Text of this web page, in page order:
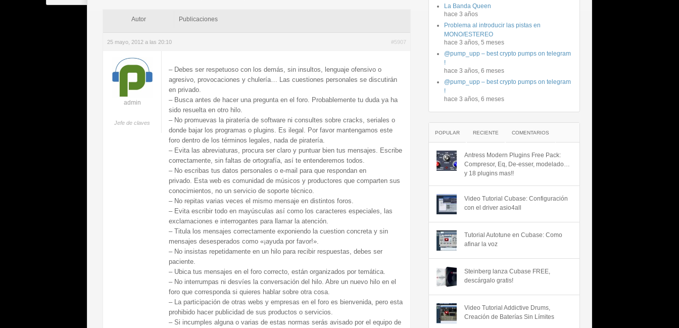
Autor Publicaciones
25 mayo, 2012 a las 20:10 #5907
admin
Jefe de claves
– Debes ser respetuoso con los demás, sin insultos, lenguaje ofensivo o
agresivo, provocaciones y chulería… Las cuestiones personales se discutirán
en privado.
– Busca antes de hacer una pregunta en el foro. Probablemente tu duda ya ha
sido resuelta en otro hilo.
– No promuevas la piratería de software ni consultes sobre cracks, seriales o
donde bajar los programas o plugins. Es ilegal. Por favor mantengamos este
foro dentro de los términos legales, nada de piratería.
– Evita las abreviaturas, procura ser claro y puntuar bien tus mensajes. Escribe
correctamente, sin faltas de ortografía, así te entenderemos todos.
– No escribas tus datos personales o e-mail para que respondan en
privado. Esta web es comunidad de músicos y productores que comparten sus
conocimientos, no un servicio de soporte técnico.
– No repitas varias veces el mismo mensaje en distintos foros.
– Evita escribir todo en mayúsculas así como los caracteres especiales, las
exclamaciones e interrogantes para llamar la atención.
– Titula los mensajes correctamente exponiendo la cuestion concreta y sin
mensajes desesperados como «¡ayuda por favor!».
– No insistas repetidamente en un hilo para recibir respuestas, debes ser
paciente.
– Ubica tus mensajes en el foro correcto, están organizados por temática.
– No interrumpas ni desvíes la conversación del hilo. Abre un nuevo hilo en el
foro que corresponda si quieres hablar sobre otra cosa.
– La participación de otras webs y empresas en el foro es bienvenida, pero esta
prohibido hacer publicidad de sus productos o servicios.
– Si incumples alguna o varias de estas normas serás avisado por el equipo de
La Banda Queen
hace 3 años
Problema al introducir las pistas en
MONO/ESTEREO
hace 3 años, 5 meses
@pump_upp – best crypto pumps on telegram
!
hace 3 años, 6 meses
@pump_upp – best crypto pumps on telegram
!
hace 3 años, 6 meses
POPULAR RECIENTE COMENTARIOS
Antress Modern Plugins Free Pack:
Compresor, Eq, De-esser, modelado…
y 18 plugins mas!!
Video Tutorial Cubase: Configuración
con el driver asio4all
Tutorial Autotune en Cubase: Como
afinar la voz
Steinberg lanza Cubase FREE,
descárgalo gratis!
Video Tutorial Addictive Drums,
Creación de Baterías Sin Límites